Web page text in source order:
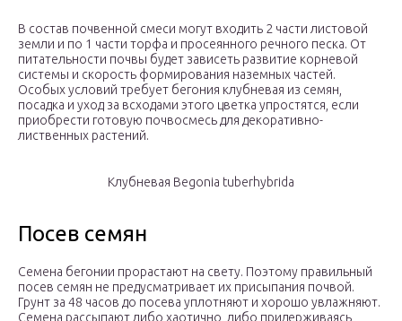
В состав почвенной смеси могут входить 2 части листовой
земли и по 1 части торфа и просеянного речного песка. От
питательности почвы будет зависеть развитие корневой
системы и скорость формирования наземных частей.
Особых условий требует бегония клубневая из семян,
посадка и уход за всходами этого цветка упростятся, если
приобрести готовую почвосмесь для декоративно-
лиственных растений.
Клубневая Begonia tuberhybrida
Посев семян
Семена бегонии прорастают на свету. Поэтому правильный
посев семян не предусматривает их присыпания почвой.
Грунт за 48 часов до посева уплотняют и хорошо увлажняют.
Семена рассыпают либо хаотично, либо придерживаясь